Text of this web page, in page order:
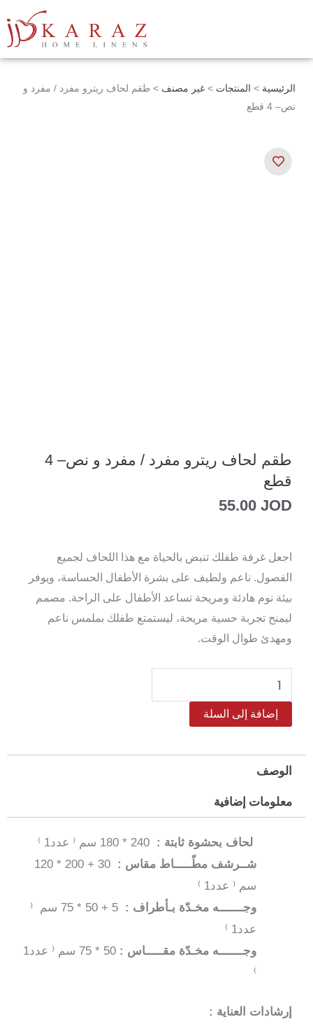
الرئيسية > المنتجات > غير مصنف > طقم لحاف ريترو مفرد / مفرد و
نص– 4 قطع
طقم لحاف ريترو مفرد / مفرد و نص– 4
قطع
55.00 JOD
اجعل غرفة طفلك تنبض بالحياة مع هذا اللحاف لجميع
الفصول. ناعم ولطيف على بشرة الأطفال الحساسة، ويوفر
بيئة نوم هادئة ومريحة تساعد الأطفال على الراحة. مصمم
ليمنح تجربة حسية مريحة، ليستمتع طفلك بملمس ناعم
ومهدئ طوال الوقت.
كمية
طقم
لحاف
مفرد
مفرد
إضافة إلى السلة
الوصف
معلومات إضافية
لحاف بحشوة ثابتة :
شــرشف مطّـــــاط مقاس :
30 + 200 * 120
سم ⁽ عدد1 ⁾
وجـــــــه مخـدّة بـأطراف :
5 + 50 * 75 سم ⁽
عدد1 ⁾
وجـــــــه مخـدّة مقـــــاس :
50 * 75 سم ⁽ عدد1
⁾
إرشادات العناية :